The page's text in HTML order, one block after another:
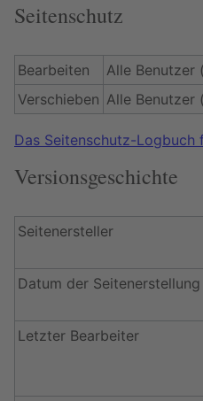
Seitenschutz
Bearbeiten
Alle Benutzer
Verschieben Alle Benutzer
Das Seitenschutz-Logbuch
Versionsgeschichte
Seitenersteller
Datum der Seitenerstellung
Letzter Bearbeiter